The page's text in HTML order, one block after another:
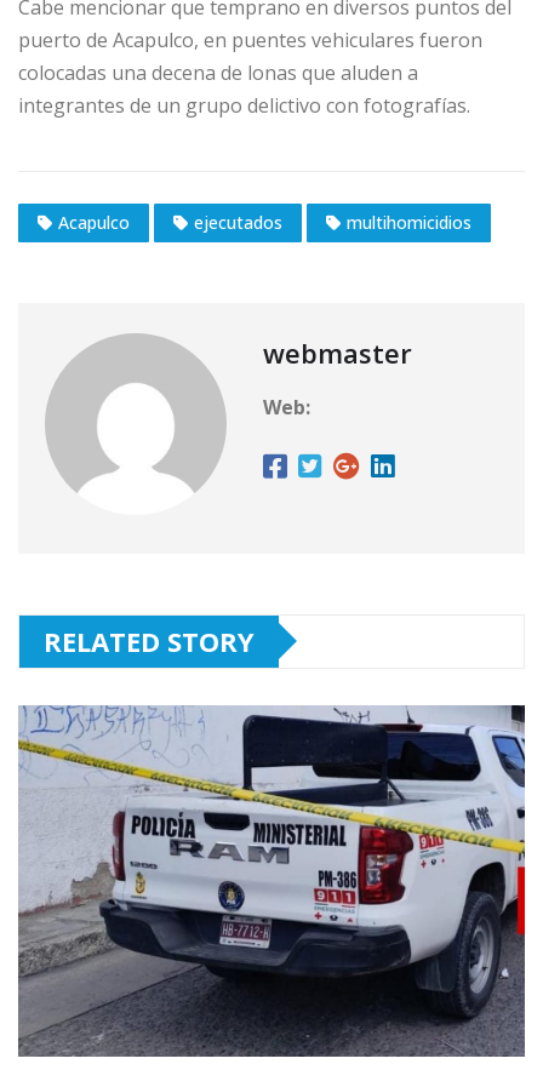
Cabe mencionar que temprano en diversos puntos del
puerto de Acapulco, en puentes vehiculares fueron
colocadas una decena de lonas que aluden a
integrantes de un grupo delictivo con fotografías.
Acapulco ejecutados multihomicidios
webmaster
Web:
RELATED STORY